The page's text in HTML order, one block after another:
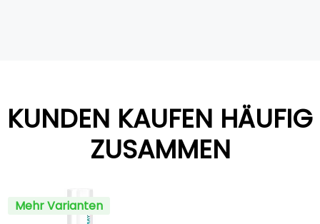
KUNDEN KAUFEN HÄUFIG
ZUSAMMEN
Mehr Varianten